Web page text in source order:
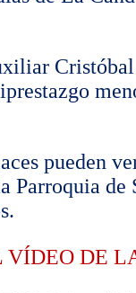
pueden
Parroquia de
VÍDEO DE